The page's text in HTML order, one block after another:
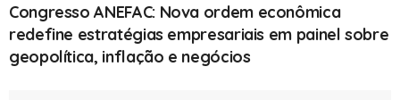
Congresso ANEFAC: Nova ordem econômica
redefine estratégias empresariais em painel sobre
geopolítica, inflação e negócios